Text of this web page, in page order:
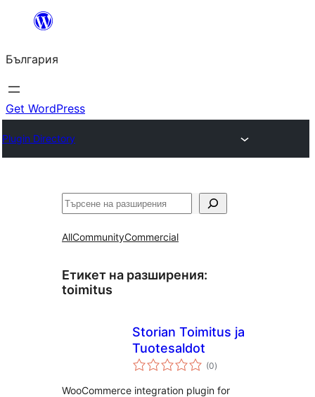
България
Get WordPress
Plugin Directory
Търсене
AllCommunityCommercial
Етикет на разширения:
toimitus
Storian Toimitus ja
Tuotesaldot
(0общо
оценки
)
WooCommerce integration plugin for